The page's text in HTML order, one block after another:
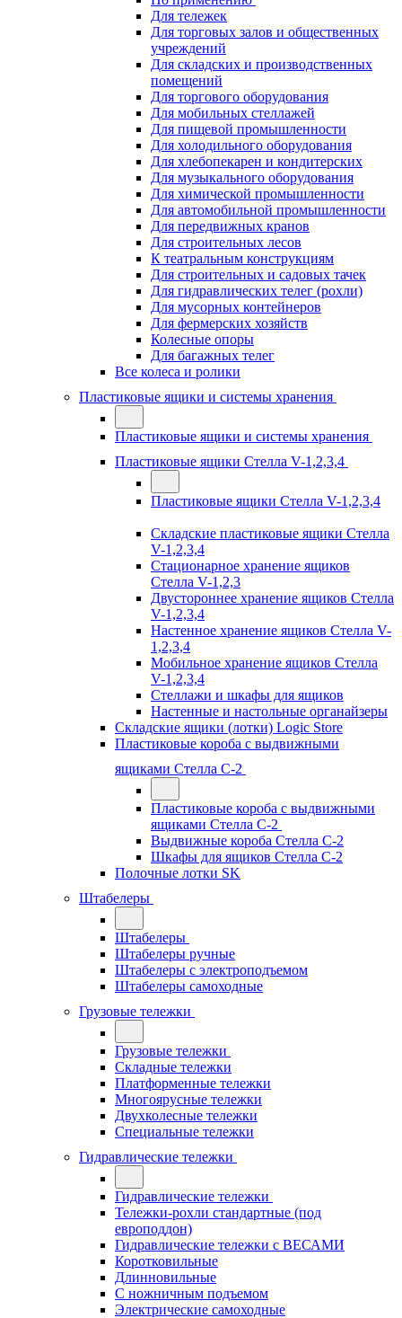
Для тележек
Для торговых залов и общественных
учреждений
Для складских и производственных
помещений
Для торгового оборудования
Для мобильных стеллажей
Для пищевой промышленности
Для холодильного оборудования
Для хлебопекарен и кондитерских
Для музыкального оборудования
Для химической промышленности
Для автомобильной промышленности
Для передвижных кранов
Для строительных лесов
К театральным конструкциям
Для строительных и садовых тачек
Для гидравлических телег (рохли)
Для мусорных контейнеров
Для фермерских хозяйств
Колесные опоры
Для багажных телег
Все колеса и ролики
Пластиковые ящики и системы хранения
Пластиковые ящики и системы хранения
Пластиковые ящики Стелла V-1,2,3,4
Пластиковые ящики Стелла V-1,2,3,4
Складские пластиковые ящики Стелла
V-1,2,3,4
Стационарное хранение ящиков
Стелла V-1,2,3
Двустороннее хранение ящиков Стелла
V-1,2,3,4
Настенное хранение ящиков Стелла V-
1,2,3,4
Мобильное хранение ящиков Стелла
V-1,2,3,4
Стеллажи и шкафы для ящиков
Настенные и настольные органайзеры
Складские ящики (лотки) Logiс Store
Пластиковые короба с выдвижными
ящиками Стелла С-2
Пластиковые короба с выдвижными
ящиками Стелла С-2
Выдвижные короба Стелла С-2
Шкафы для ящиков Стелла С-2
Полочные лотки SK
Штабелеры
Штабелеры
Штабелеры ручные
Штабелеры с электроподъемом
Штабелеры самоходные
Грузовые тележки
Грузовые тележки
Складные тележки
Платформенные тележки
Многоярусные тележки
Двухколесные тележки
Специальные тележки
Гидравлические тележки
Гидравлические тележки
Тележки-рохли стандартные (под
европоддон)
Гидравлические тележки с ВЕСАМИ
Коротковильные
Длинновильные
С ножничным подъемом
Электрические самоходные